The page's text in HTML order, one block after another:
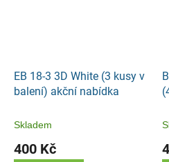
EB 18-3 3D White (3 kusy v
balení) akční nabídka
Skladem
400 Kč